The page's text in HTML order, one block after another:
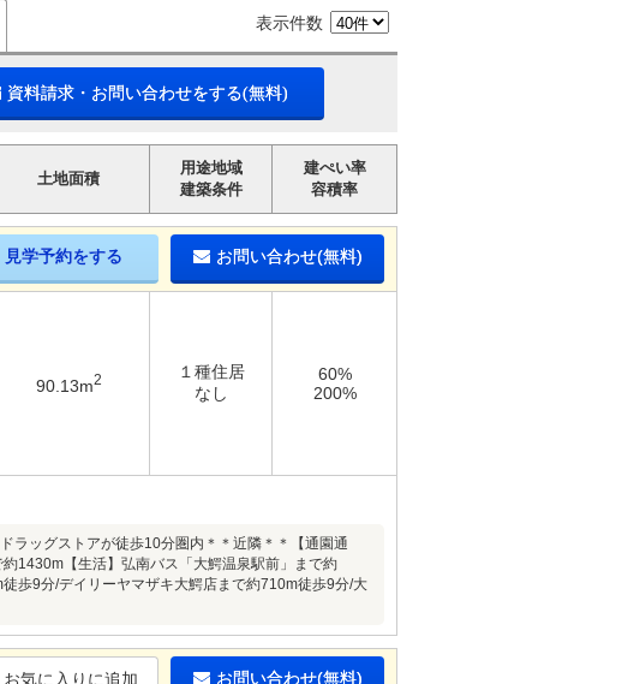
表示件数
資料請求・お問い合わせをする(無料)
土地面積
用途地域
建築条件
建ぺい率
容積率
見学予約をする お問い合わせ(無料)
90.13m2
１種住居
なし
60%
200%
ラッグストアが徒歩10分圏内＊＊近隣＊＊【通園通
1430m【生活】弘南バス「大鰐温泉駅前」まで約
歩9分/デイリーヤマザキ大鰐店まで約710m徒歩9分/大
お気に入りに追加 お問い合わせ(無料)